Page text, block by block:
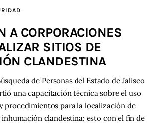
A CORPORACIONES
SITIOS DE
CLANDESTINA
de Personas del Estado de Jalisco
una capacitación técnica sobre el uso
procedimientos para la localización de
clandestina; esto con el fin de